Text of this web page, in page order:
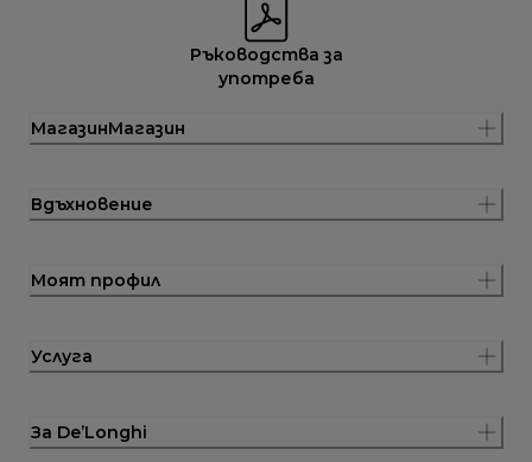
Ръководства за
употреба
МагазинМагазин
Вдъхновение
Моят профил
Услуга
За De’Longhi